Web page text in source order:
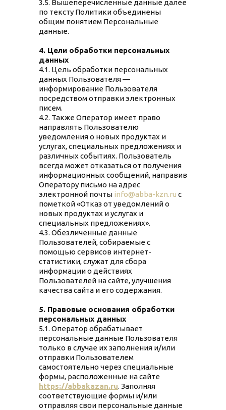
3.5. Вышеперечисленные данные далее
по тексту Политики объединены
общим понятием Персональные
данные.
4. Цели обработки персональных
данных
4.1. Цель обработки персональных
данных Пользователя —
информирование Пользователя
посредством отправки электронных
писем.
4.2. Также Оператор имеет право
направлять Пользователю
уведомления о новых продуктах и
услугах, специальных предложениях и
различных событиях. Пользователь
всегда может отказаться от получения
информационных сообщений, направив
Оператору письмо на адрес
электронной почты info@abba-kzn.ru с
пометкой «Отказ от уведомлений о
новых продуктах и услугах и
специальных предложениях».
4.3. Обезличенные данные
Пользователей, собираемые с
помощью сервисов интернет-
статистики, служат для сбора
информации о действиях
Пользователей на сайте, улучшения
качества сайта и его содержания.
5. Правовые основания обработки
персональных данных
5.1. Оператор обрабатывает
персональные данные Пользователя
только в случае их заполнения и/или
отправки Пользователем
самостоятельно через специальные
формы, расположенные на сайте
https://abbakazan.ru. Заполняя
соответствующие формы и/или
отправляя свои персональные данные